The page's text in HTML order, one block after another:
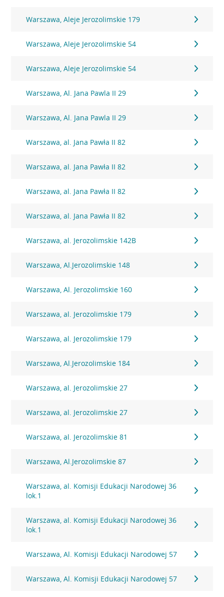
Warszawa, Aleje Jerozolimskie 179
Warszawa, Aleje Jerozolimskie 54
Warszawa, Aleje Jerozolimskie 54
Warszawa, Al. Jana Pawla II 29
Warszawa, Al. Jana Pawla II 29
Warszawa, al. Jana Pawła II 82
Warszawa, al. Jana Pawła II 82
Warszawa, al. Jana Pawła II 82
Warszawa, al. Jana Pawła II 82
Warszawa, al. Jerozolimskie 142B
Warszawa, Al.Jerozolimskie 148
Warszawa, Al. Jerozolimskie 160
Warszawa, al. Jerozolimskie 179
Warszawa, al. Jerozolimskie 179
Warszawa, Al.Jerozolimskie 184
Warszawa, al. Jerozolimskie 27
Warszawa, al. Jerozolimskie 27
Warszawa, al. Jerozolimskie 81
Warszawa, Al.Jerozolimskie 87
Warszawa, al. Komisji Edukacji Narodowej 36
lok.1
Warszawa, al. Komisji Edukacji Narodowej 36
lok.1
Warszawa, Al. Komisji Edukacji Narodowej 57
Warszawa, Al. Komisji Edukacji Narodowej 57